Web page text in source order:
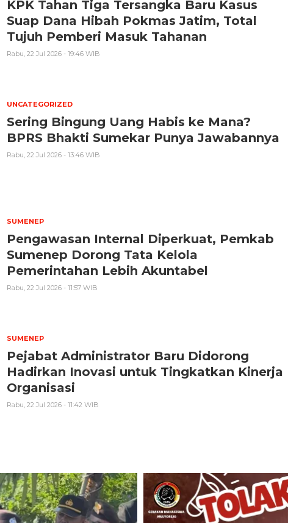
KPK Tahan Tiga Tersangka Baru Kasus
Suap Dana Hibah Pokmas Jatim, Total
Tujuh Pemberi Masuk Tahanan
Rabu, 22 Jul 2026 - 19:46 WIB
UNCATEGORIZED
Sering Bingung Uang Habis ke Mana?
BPRS Bhakti Sumekar Punya Jawabannya
Rabu, 22 Jul 2026 - 13:46 WIB
SUMENEP
Pengawasan Internal Diperkuat, Pemkab
Sumenep Dorong Tata Kelola
Pemerintahan Lebih Akuntabel
Rabu, 22 Jul 2026 - 11:57 WIB
SUMENEP
Pejabat Administrator Baru Didorong
Hadirkan Inovasi untuk Tingkatkan Kinerja
Organisasi
Rabu, 22 Jul 2026 - 11:42 WIB